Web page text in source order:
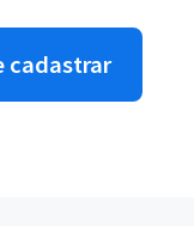
cadastrar